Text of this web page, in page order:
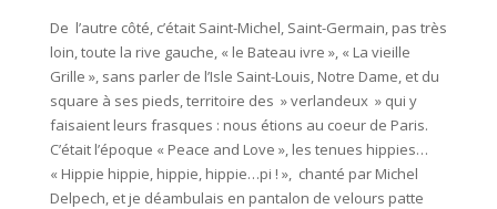
De l’autre côté, c’était Saint-Michel, Saint-Germain, pas très
loin, toute la rive gauche, « le Bateau ivre », « La vieille
Grille », sans parler de l’Isle Saint-Louis, Notre Dame, et du
square à ses pieds, territoire des » verlandeux » qui y
faisaient leurs frasques : nous étions au coeur de Paris.
C’était l’époque « Peace and Love », les tenues hippies…
« Hippie hippie, hippie, hippie…pi ! », chanté par Michel
Delpech, et je déambulais en pantalon de velours patte